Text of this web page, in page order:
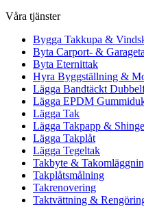
Våra tjänster
Bygga Takkupa &
Byta Carport- &
Byta Eternittak
Hyra Byggställning &
Lägga Bandtäckt
Lägga EPDM
Lägga Tak
Lägga Takpapp &
Lägga Takplåt
Lägga Tegeltak
Takbyte &
Takplåtsmålning
Takrenovering
Taktvättning &